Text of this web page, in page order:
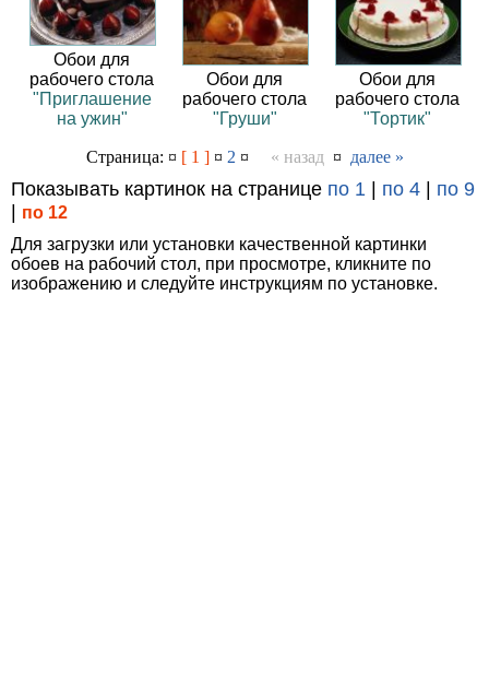
Обои для
рабочего стола
"Приглашение
на ужин"
Обои для
рабочего стола
"Груши"
Обои для
рабочего стола
"Тортик"
Страница: ¤ [ 1 ]¤ 2 ¤ « назад ¤ далее »
Показывать картинок на странице по 1 по 4
по 9
по 12
Для загрузки или установки качественной картинки
обоев на рабочий стол, при просмотре, кликните по
изображению и следуйте инструкциям по установке.